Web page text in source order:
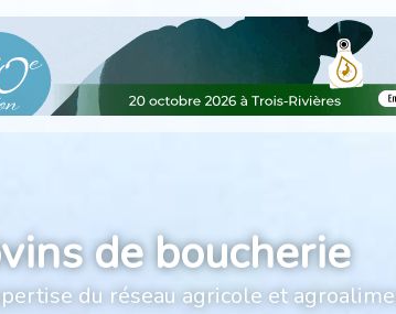
de boucherie
du réseau agricole et